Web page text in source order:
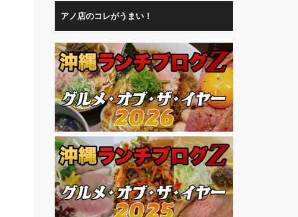
アノ店のコレがうまい！